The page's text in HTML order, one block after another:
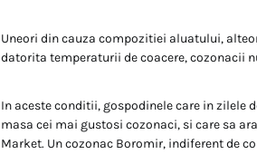
Uneori din cauza compozitiei aluatului,
datorita temperaturii de coacere, cozonacii
In aceste conditii, gospodinele care in zilele
masa cei mai gustosi cozonaci, si care sa
Market. Un cozonac Boromir, indiferent de